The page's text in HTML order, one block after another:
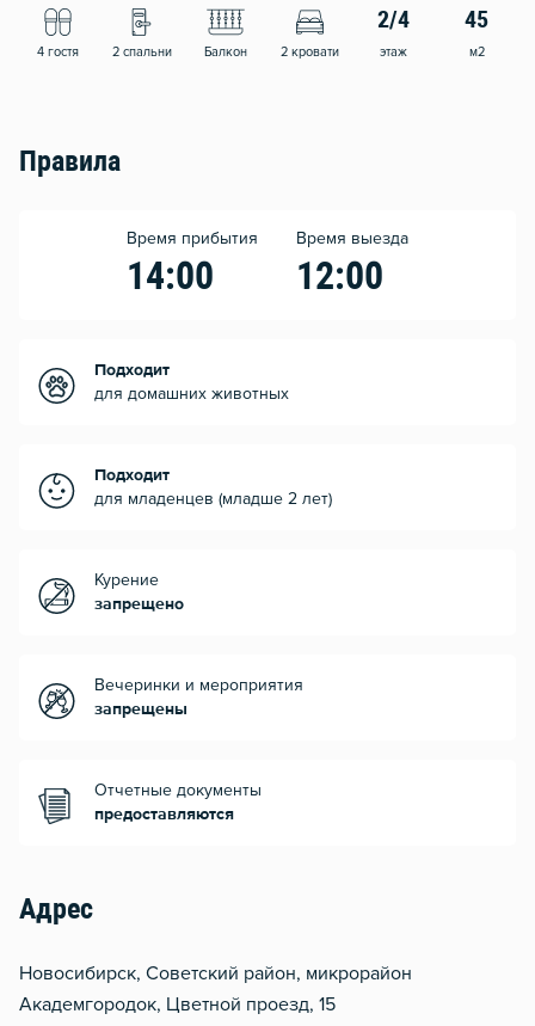
4 гостя 2 спальни Балкон 2 кровати
2/4
этаж
45
м2
Правила
Время прибытия
14:00
Время выезда
12:00
Подходит
для домашних животных
Подходит
для младенцев (младше 2 лет)
Курение
запрещено
Вечеринки и мероприятия
запрещены
Отчетные документы
предоставляются
Адрес
Новосибирск, Советский район, микрорайон
Академгородок, Цветной проезд, 15